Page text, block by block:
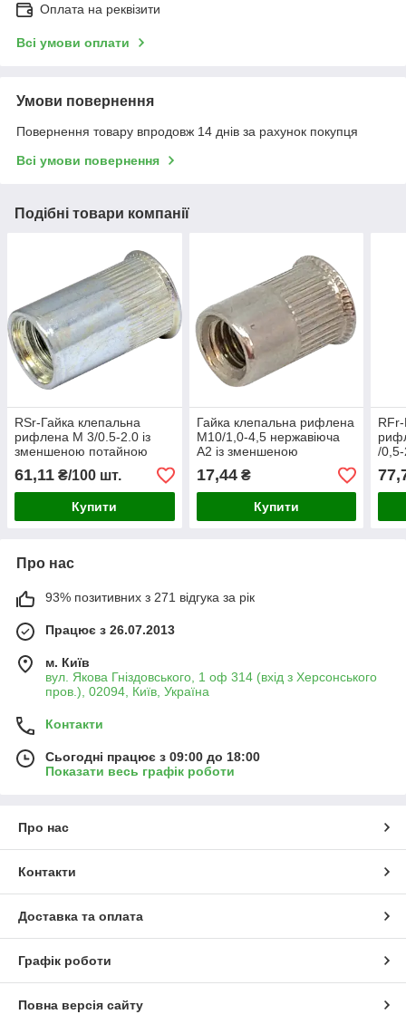
Оплата на реквізити
Всі умови оплати
Умови повернення
Повернення товару впродовж 14 днів за рахунок покупця
Всі умови повернення
Подібні товари компанії
RSr-Гайка клепальна
рифлена М 3/0.5-2.0 із
зменшеною потайною
головкою D5 (500 шт/уп)
61,11 ₴/100 шт.
Купити
Гайка клепальна рифлена
М10/1,0-4,5 нержавіюча
А2 із зменшеною
потайною головкою D13
(50 шт/уп)
17,44₴
Купити
/
Про нас
93% позитивних з 271 відгука за рік
Працює з 26.07.2013
м. Київ
вул. Якова Гніздовського, 1 оф 314 (вхід з Херсонського
пров.), 02094, Київ, Україна
Контакти
Сьогодні працює з 09:00 до 18:00
Показати весь графік роботи
Про нас
Контакти
Доставка та оплата
Графік роботи
Повна версія сайту